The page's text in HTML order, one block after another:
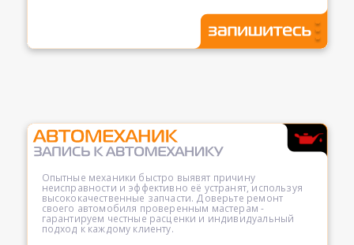
Опытные механики быстро выявят причину
неисправности и эффективно её устранят, используя
высококачественные запчасти. Доверьте ремонт
своего автомобиля проверенным мастерам -
гарантируем честные расценки и индивидуальный
подход к каждому клиенту.